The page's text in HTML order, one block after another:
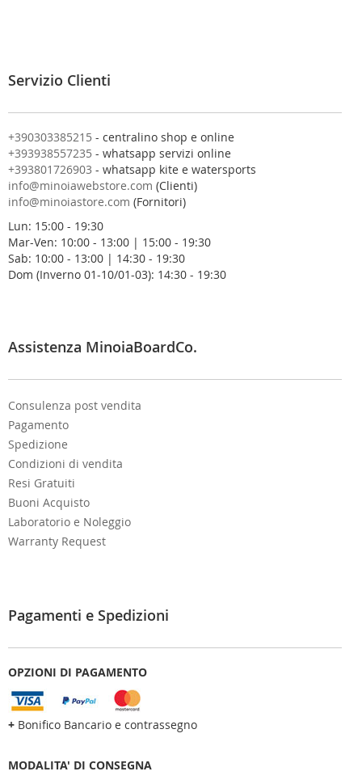
l
n
o
s
t
r
a
e
w
s
l
e
:
Servizio Clienti
+390303385215 - centralino shop e online
+393938557235 - whatsapp servizi online
+393801726903 - whatsapp kite e watersports
info@minoiawebstore.com (Clienti)
info@minoiastore.com (Fornitori)
Lun: 15:00 - 19:30
Mar-Ven: 10:00 - 13:00 | 15:00 - 19:30
Sab: 10:00 - 13:00 | 14:30 - 19:30
Dom (Inverno 01-10/01-03): 14:30 - 19:30
Assistenza MinoiaBoardCo.
Consulenza post vendita
Pagamento
Spedizione
Condizioni di vendita
Resi Gratuiti
Buoni Acquisto
Laboratorio e Noleggio
Warranty Request
Pagamenti e Spedizioni
OPZIONI DI PAGAMENTO
+ Bonifico Bancario e contrassegno
MODALITA' DI CONSEGNA